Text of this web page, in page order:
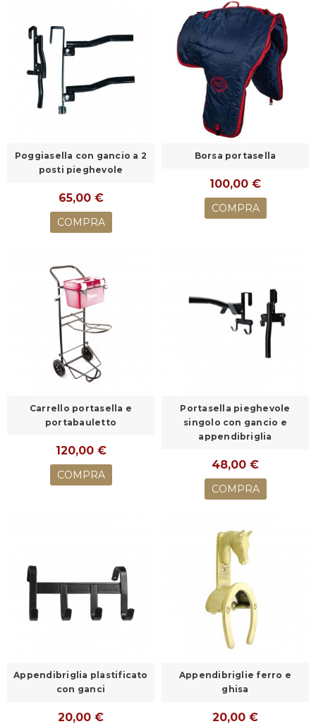
Poggiasella con gancio a 2
posti pieghevole
65,00 €
COMPRA
Borsa portasella
100,00 €
COMPRA
Carrello portasella e
portabauletto
120,00 €
COMPRA
Portasella pieghevole
singolo con gancio e
appendibriglia
48,00 €
COMPRA
Appendibriglia plastificato
con ganci
20,00 €
Appendibriglie ferro e
ghisa
20,00 €